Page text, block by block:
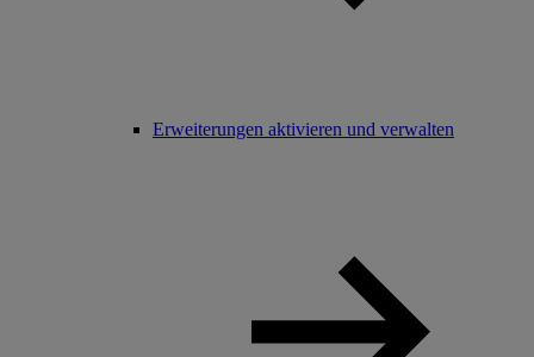
Erweiterungen aktivieren und verwalten